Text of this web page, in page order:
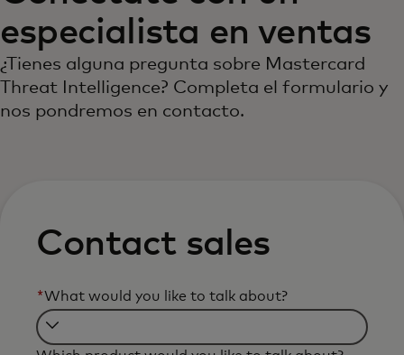
Para innovadores
Noticias y tendencias
especialista en ventas
¿Tienes alguna pregunta sobre Mastercard
Threat Intelligence? Completa el formulario y
nos pondremos en contacto.
Contact sales
*What would you like to talk about?
Filtering